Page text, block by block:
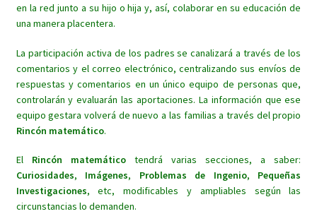
en la red junto a su hijo o hija y, así, colaborar en su educación de
una manera placentera.
La participación activa de los padres se canalizará a través de los
comentarios y el correo electrónico, centralizando sus envíos de
respuestas y comentarios en un único equipo de personas que,
controlarán y evaluarán las aportaciones. La información que ese
equipo gestara volverá de nuevo a las familias a través del propio
Rincón matemático.
El Rincón matemáticotendrá varias secciones, a saber:
Curiosidades, Imágenes, Problemas de Ingenio, Pequeñas
Investigaciones, etc, modificables y ampliables según las
circunstancias lo demanden.